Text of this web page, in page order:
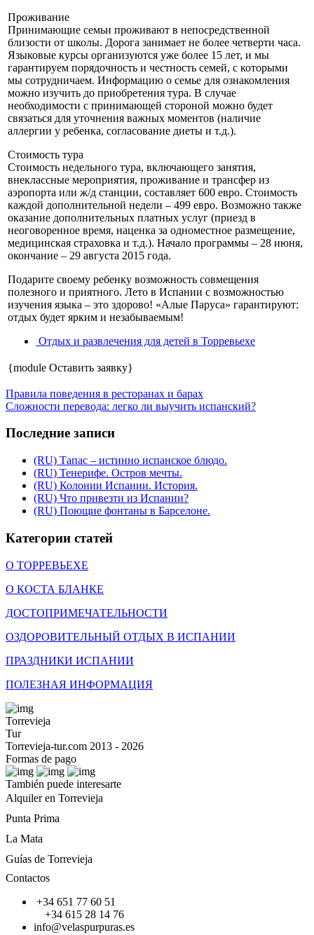
Проживание
Принимающие семьи проживают в непосредственной
близости от школы. Дорога занимает не более четверти часа.
Языковые курсы организуются уже более 15 лет, и мы
гарантируем порядочность и честность семей, с которыми
мы сотрудничаем. Информацию о семье для ознакомления
можно изучить до приобретения тура. В случае
необходимости с принимающей стороной можно будет
связаться для уточнения важных моментов (наличие
аллергии у ребенка, согласование диеты и т.д.).
Стоимость тура
Стоимость недельного тура, включающего занятия,
внеклассные мероприятия, проживание и трансфер из
аэропорта или ж/д станции, составляет 600 евро. Стоимость
каждой дополнительной недели – 499 евро. Возможно также
оказание дополнительных платных услуг (приезд в
неоговоренное время, наценка за одноместное размещение,
медицинская страховка и т.д.). Начало программы – 28 июня,
окончание – 29 августа 2015 года.
Подарите своему ребенку возможность совмещения
полезного и приятного. Лето в Испании с возможностью
изучения языка – это здорово! «Алые Паруса» гарантируют:
отдых будет ярким и незабываемым!
Отдых и развлечения для детей в Торревьехе
{module Оставить заявку}
Правила поведения в ресторанах и барах
Сложности перевода: легко ли выучить испанский?
Последние записи
(RU) Тапас – истинно испанское блюдо.
(RU) Тенерифе. Остров мечты.
(RU) Колонии Испании. История.
(RU) Что привезти из Испании?
(RU) Поющие фонтаны в Барселоне.
Категории статей
О ТОРРЕВЬЕХЕ
О КОСТА БЛАНКЕ
ДОСТОПРИМЕЧАТЕЛЬНОСТИ
ОЗДОРОВИТЕЛЬНЫЙ ОТДЫХ В ИСПАНИИ
ПРАЗДНИКИ ИСПАНИИ
ПОЛЕЗНАЯ ИНФОРМАЦИЯ
Torrevieja
Tur
Torrevieja-tur.com 2013 - 2026
Formas de pago
También puede interesarte
Alquiler en Torrevieja
Punta Prima
La Mata
Guías de Torrevieja
Contactos
+34 651 77 60 51
+34 615 28 14 76
info@velaspurpuras.es